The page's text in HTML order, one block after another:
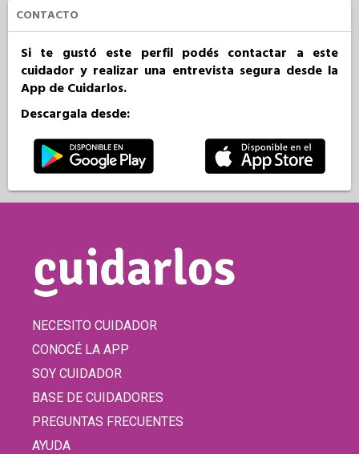
CONTACTO
Si te gustó este perfil podés contactar a este
cuidador y realizar una entrevista segura desde la
App de Cuidarlos.
Descargala desde:
NECESITO CUIDADOR
CONOCÉ LA APP
SOY CUIDADOR
BASE DE CUIDADORES
PREGUNTAS FRECUENTES
AYUDA